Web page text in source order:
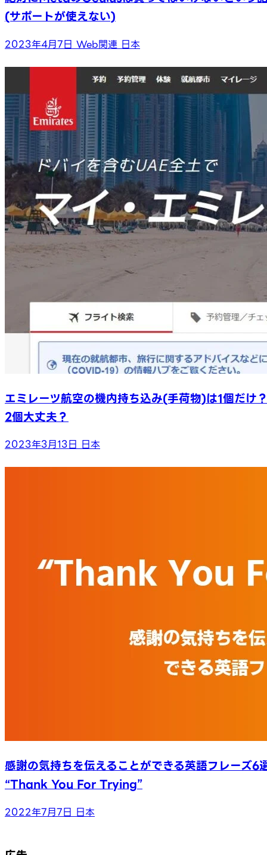
(サポートが使えない)
2023年4月7日 Web関連 日本
エミレーツ航空の機内持ち込み(手荷物)は1個だけ
2個大丈夫？
2023年3月13日 日本
感謝の気持ちを伝えることができる英語フレーズ6
“Thank You For Trying”
2022年7月7日 日本